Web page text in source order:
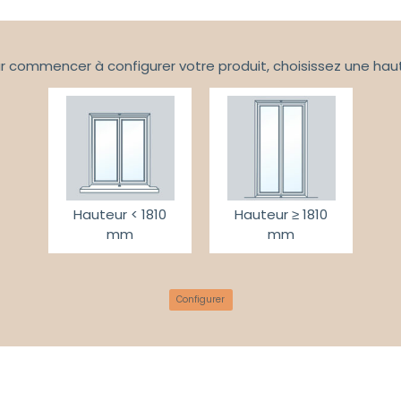
commencer à configurer votre produit, choisissez une
Hauteur < 1810
mm
Hauteur ≥ 1810
mm
Configurer